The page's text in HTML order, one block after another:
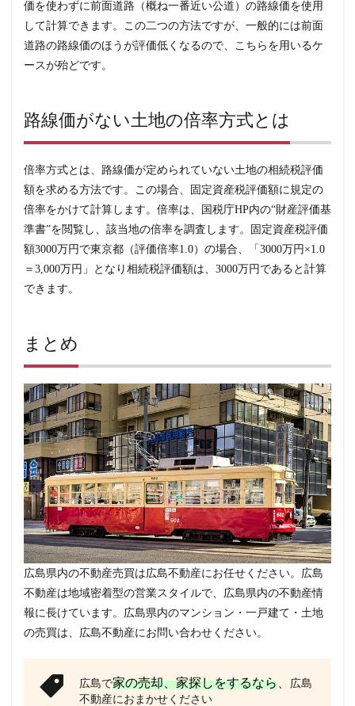
価を使わずに前面道路（概ね一番近い公道）の路線価を使用
して計算できます。この二つの方法ですが、一般的には前面
道路の路線価のほうが評価低くなるので、こちらを用いるケ
ースが殆どです。
路線価がない土地の倍率方式とは
倍率方式とは、路線価が定められていない土地の相続税評価
額を求める方法です。この場合、固定資産税評価額に規定の
倍率をかけて計算します。倍率は、国税庁HP内の“財産評価基
準書”を閲覧し、該当地の倍率を調査します。固定資産税評価
額3000万円で東京都（評価倍率1.0）の場合、「3000万円×1.0
＝3,000万円」となり相続税評価額は、3000万円であると計算
できます。
まとめ
広島県内の不動産売買は広島不動産にお任せください。広島
不動産は地域密着型の営業スタイルで、広島県内の不動産情
報に長けています。広島県内のマンション・一戸建て・土地
の売買は、広島不動産にお問い合わせください。
広島で家の売却、家探しをするなら
広島
不動産におまかせください